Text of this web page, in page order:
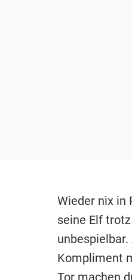
Wieder nix in
seine Elf
Kompliment
Tor machen